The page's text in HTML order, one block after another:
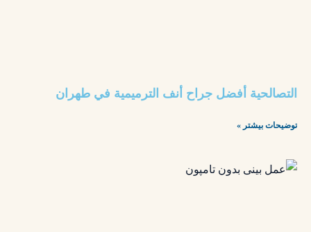
التصالحية أفضل جراح أنف الترميمية في طهران
توضیحات بیشتر »